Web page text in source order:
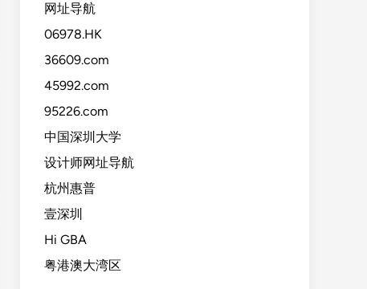
网址导航
06978.HK
36609.com
45992.com
95226.com
中国深圳大学
设计师网址导航
杭州惠普
壹深圳
Hi GBA
粤港澳大湾区